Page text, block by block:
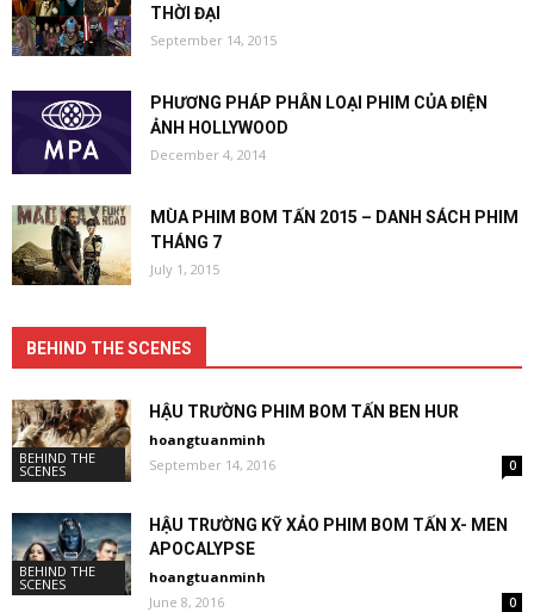
THỜI ĐẠI
September 14, 2015
PHƯƠNG PHÁP PHÂN LOẠI PHIM CỦA ĐIỆN
ẢNH HOLLYWOOD
December 4, 2014
MÙA PHIM BOM TẤN 2015 – DANH SÁCH PHIM
THÁNG 7
July 1, 2015
BEHIND THE SCENES
BEHIND THE
SCENES
HẬU TRƯỜNG PHIM BOM TẤN BEN HUR
hoangtuanminh
September 14, 2016
0
BEHIND THE
SCENES
HẬU TRƯỜNG KỸ XẢO PHIM BOM TẤN X- MEN
APOCALYPSE
hoangtuanminh
June 8, 2016
0